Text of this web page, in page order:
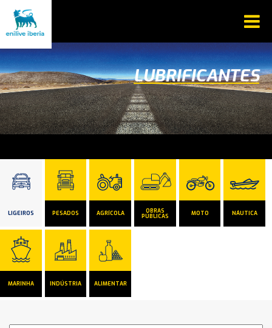
LUBRIFICANTES
LIGEIROS PESADOS AGRÍCOLA OBRAS
PÚBLICAS MOTO NÁUTICA
MARINHA INDÚSTRIA ALIMENTAR